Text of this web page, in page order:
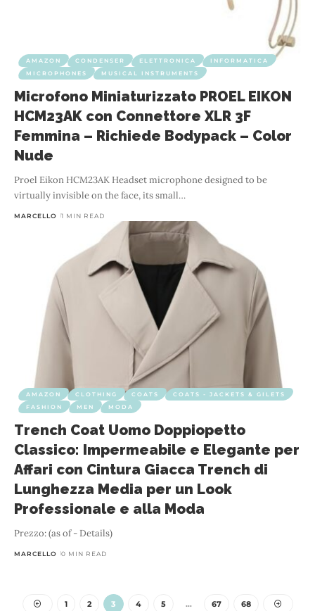
AMAZON CONDENSER ELETTRONICA
INFORMATICA
MICROPHONES
MUSICAL INSTRUMENTS
Microfono Miniaturizzato PROEL EIKON
HCM23AK con Connettore XLR 3F
Femmina – Richiede Bodypack – Color
Nude
Proel Eikon HCM23AK Headset microphone designed to be
virtually invisible on the face, its small…
MARCELLO 1 MIN READ
AMAZON CLOTHING COATS
COATS - JACKETS & GILETS
FASHION
MEN MODA
Trench Coat Uomo Doppiopetto
Classico: Impermeabile e Elegante per
Affari con Cintura Giacca Trench di
Lunghezza Media per un Look
Professionale e alla Moda
Prezzo: (as of - Details)
MARCELLO 0 MIN READ
1 2 3 4 5 … 67 68